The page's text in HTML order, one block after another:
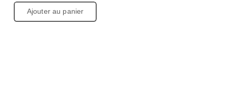
Ajouter au panier